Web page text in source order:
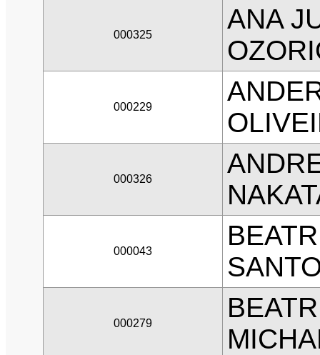
000325
ANA
000229
000326
000043
000279